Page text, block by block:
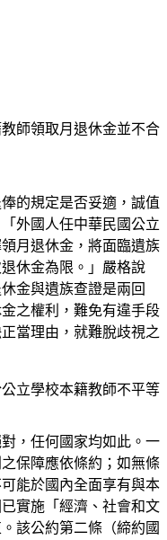
師領取月退休金並不合
的規定是否妥適，誠值
外國人任中華民國公立
月退休金，將面臨遺族
休金為限。」嚴格說
金與遺族查證是兩回
之權利，難免有違手段
當理由，就難脫歧視之
立學校本籍教師不平等
，任何國家均如此。一
保障應依條約；如無條
能於國內全面享有與本
實施「經濟、社會和文
該公約第二條（締約國